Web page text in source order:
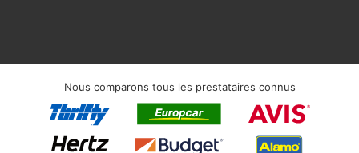
Nous comparons tous les prestataires connus